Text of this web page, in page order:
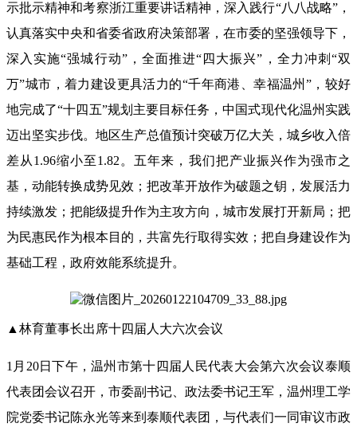
示批示精神和考察浙江重要讲话精神，深入践行“八八战略”，
认真落实中央和省委省政府决策部署，在市委的坚强领导下，
深入实施“强城行动”，全面推进“四大振兴”，全力冲刺“双
万”城市，着力建设更具活力的“千年商港、幸福温州”，较好
地完成了“十四五”规划主要目标任务，中国式现代化温州实践
迈出坚实步伐。地区生产总值预计突破万亿大关，城乡收入倍
差从1.96缩小至1.82。五年来，我们把产业振兴作为强市之
基，动能转换成势见效；把改革开放作为破题之钥，发展活力
持续激发；把能级提升作为主攻方向，城市发展打开新局；把
为民惠民作为根本目的，共富先行取得实效；把自身建设作为
基础工程，政府效能系统提升。
▲ 林育董事长出席十四届人大六次会议
1月20日下午，温州市第十四届人民代表大会第六次会议泰顺
代表团会议召开，市委副书记、政法委书记王军，温州理工学
院党委书记陈永光等来到泰顺代表团，与代表们一同审议市政